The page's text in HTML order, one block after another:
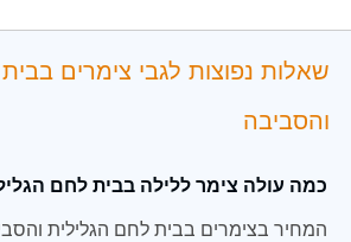
שאלות נפוצות לגבי צימרים
והסביבה
כמה עולה צימר ללילה בבית לחם
המחיר בצימרים בבית לחם הגלילית